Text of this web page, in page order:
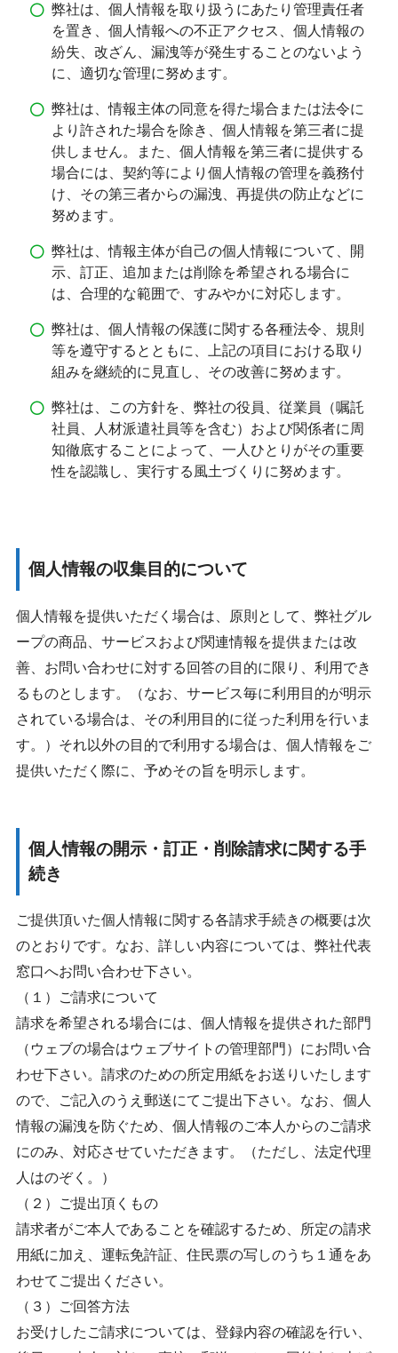
弊社は、個人情報を取り扱うにあたり管理責任者
を置き、個人情報への不正アクセス、個人情報の
紛失、改ざん、漏洩等が発生することのないよう
に、適切な管理に努めます。
弊社は、情報主体の同意を得た場合または法令に
より許された場合を除き、個人情報を第三者に提
供しません。また、個人情報を第三者に提供する
場合には、契約等により個人情報の管理を義務付
け、その第三者からの漏洩、再提供の防止などに
努めます。
弊社は、情報主体が自己の個人情報について、開
示、訂正、追加または削除を希望される場合に
は、合理的な範囲で、すみやかに対応します。
弊社は、個人情報の保護に関する各種法令、規則
等を遵守するとともに、上記の項目における取り
組みを継続的に見直し、その改善に努めます。
弊社は、この方針を、弊社の役員、従業員（嘱託
社員、人材派遣社員等を含む）および関係者に周
知徹底することによって、一人ひとりがその重要
性を認識し、実行する風土づくりに努めます。
個人情報の収集目的について
個人情報を提供いただく場合は、原則として、弊社グル
ープの商品、サービスおよび関連情報を提供または改
善、お問い合わせに対する回答の目的に限り、利用でき
るものとします。（なお、サービス毎に利用目的が明示
されている場合は、その利用目的に従った利用を行いま
す。）それ以外の目的で利用する場合は、個人情報をご
提供いただく際に、予めその旨を明示します。
個人情報の開示・訂正・削除請求に関する手
続き
ご提供頂いた個人情報に関する各請求手続きの概要は次
のとおりです。なお、詳しい内容については、弊社代表
窓口へお問い合わせ下さい。
（１）ご請求について
請求を希望される場合には、個人情報を提供された部門
（ウェブの場合はウェブサイトの管理部門）にお問い合
わせ下さい。請求のための所定用紙をお送りいたします
ので、ご記入のうえ郵送にてご提出下さい。なお、個人
情報の漏洩を防ぐため、個人情報のご本人からのご請求
にのみ、対応させていただきます。（ただし、法定代理
人はのぞく。）
（２）ご提出頂くもの
請求者がご本人であることを確認するため、所定の請求
用紙に加え、運転免許証、住民票の写しのうち１通をあ
わせてご提出ください。
（３）ご回答方法
お受けしたご請求については、登録内容の確認を行い、